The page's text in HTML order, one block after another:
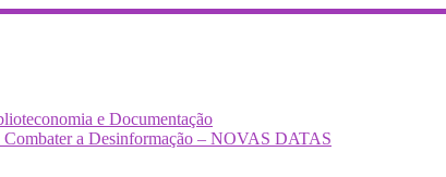
e Documentação
Combater a Desinformação – NOVAS DATAS